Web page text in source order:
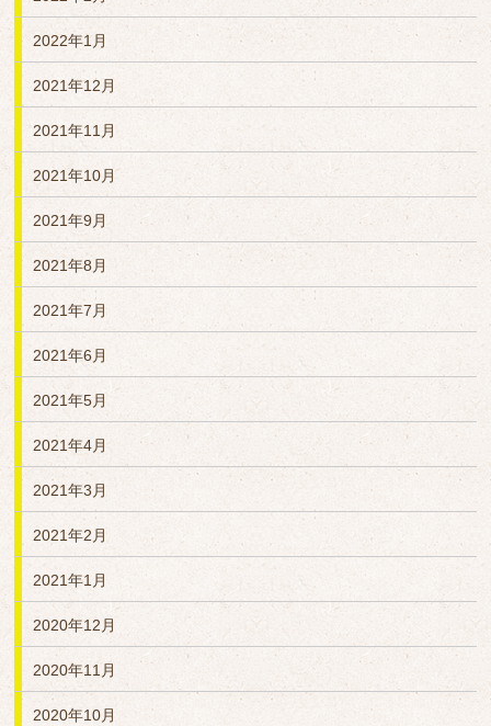
2022年1月
2021年12月
2021年11月
2021年10月
2021年9月
2021年8月
2021年7月
2021年6月
2021年5月
2021年4月
2021年3月
2021年2月
2021年1月
2020年12月
2020年11月
2020年10月